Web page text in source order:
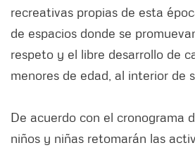
recreativas propias de esta
de espacios donde se
respeto y el libre desarrollo de
menores de edad, al interior de
De acuerdo con el cronograma
niños y niñas retomarán las